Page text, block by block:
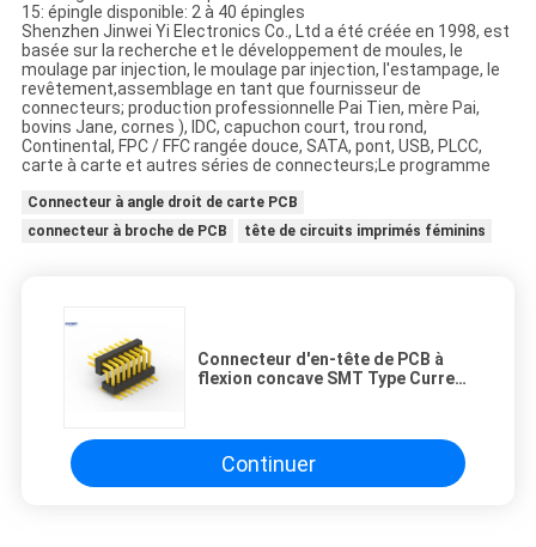
15: épingle disponible: 2 à 40 épingles
Shenzhen Jinwei Yi Electronics Co., Ltd a été créée en 1998, est
basée sur la recherche et le développement de moules, le
moulage par injection, le moulage par injection, l'estampage, le
revêtement,assemblage en tant que fournisseur de
connecteurs; production professionnelle Pai Tien, mère Pai,
bovins Jane, cornes ), IDC, capuchon court, trou rond,
Continental, FPC / FFC rangée douce, SATA, pont, USB, PLCC,
carte à carte et autres séries de connecteurs;Le programme
Connecteur à angle droit de carte PCB
connecteur à broche de PCB
tête de circuits imprimés féminins
Connecteur d'en-tête de PCB à
flexion concave SMT Type Current
Continuer